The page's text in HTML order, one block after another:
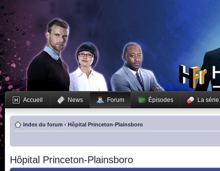
Accueil News Forum Épisodes La série
Index du forum ‹ Hôpital Princeton-Plainsboro
Hôpital Princeton-Plainsboro